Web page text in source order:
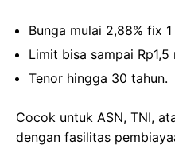
Bunga mulai 2,88% fix 1
Limit bisa sampai Rp1,5
Tenor hingga 30 tahun.
Cocok untuk ASN, TNI,
dengan fasilitas